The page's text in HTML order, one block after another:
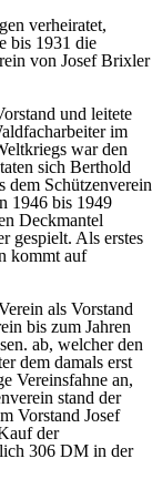
verheiratet,
bis 1931 die
von Josef Brixler
und leitete
im
war den
sich Berthold
dem Schützenverein
1946 bis 1949
Deckmantel
gespielt. Als erstes
kommt auf
als Vorstand
bis zum Jahren
ab, welcher den
dem damals erst
Vereinsfahne an,
stand der
Vorstand Josef
der
306 DM in der